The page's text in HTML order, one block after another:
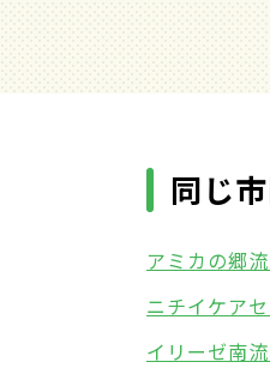
同じ
アミカの郷
ニチイケア
イリーゼ南